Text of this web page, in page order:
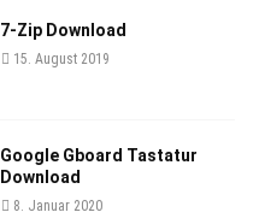
7-Zip Download
15. August 2019
Google Gboard Tastatur
Download
8. Januar 2020